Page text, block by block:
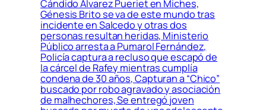
Cándido Álvarez Pueriet en Miches,
Génesis Brito se va de este mundo tras
incidente en Salcedo y otras dos
personas resultan heridas, Ministerio
Público arresta a Pumarol Fernández,
Policía captura a recluso que escapó de
la cárcel de Rafey mientras cumplía
condena de 30 años, Capturan a “Chico”
buscado por robo agravado y asociación
de malhechores, Se entregó joven